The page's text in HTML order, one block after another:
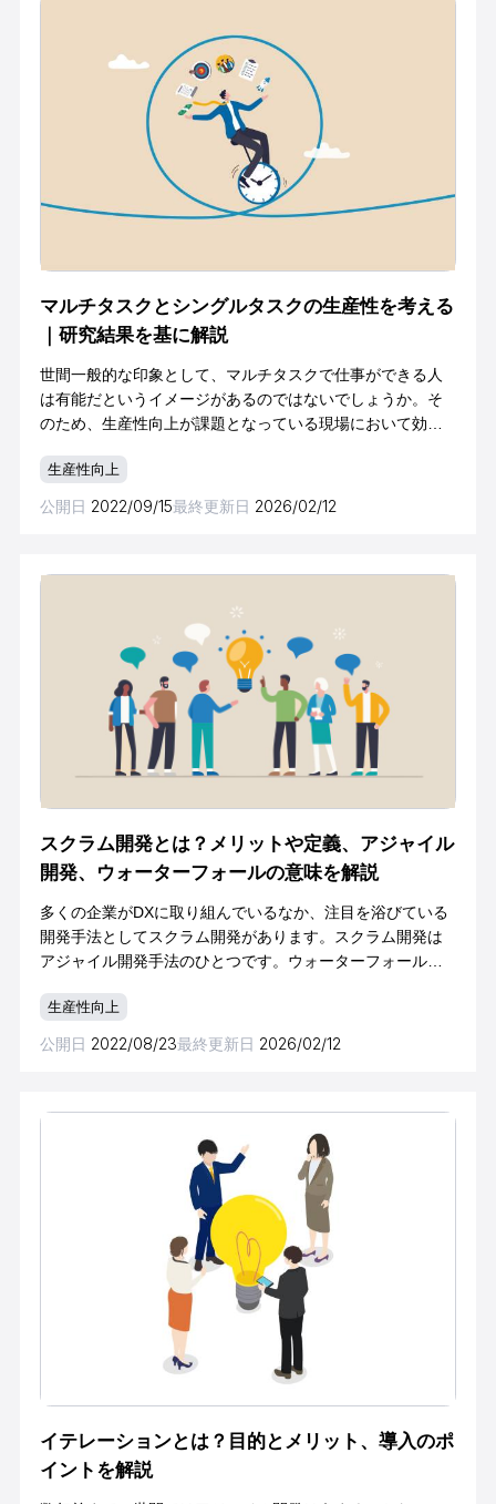
マルチタスクとシングルタスクの生産性を考える
｜研究結果を基に解説
世間一般的な印象として、マルチタスクで仕事ができる人
は有能だというイメージがあるのではないでしょうか。そ
のため、生産性向上が課題となっている現場において効率
仕事をするべきか導入に迷う場合もあるでしょ
生産性向上
公開日 2022/09/15最終更新日 2026/02/12
スクラム開発とは？メリットや定義、アジャイル
開発、ウォーターフォールの意味を解説
多くの企業がDXに取り組んでいるなか、注目を浴びている
開発手法としてスクラム開発があります。スクラム開発は
アジャイル開発手法のひとつです。ウォーターフォールと
に導入すると失敗してしまうことが少なくあ
生産性向上
公開日 2022/08/23最終更新日 2026/02/12
イテレーションとは？​​目的とメリット、導入のポ
イントを解説